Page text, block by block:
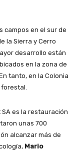
campos en el sur de
la Sierra y Cerro
desarrollo están
en la zona de
tanto, en la Colonia
es la restauración
unas 700
alcanzar más de
Mario